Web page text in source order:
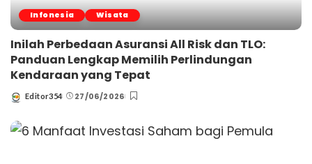
Infonesia Wisata
Inilah Perbedaan Asuransi All Risk dan TLO:
Panduan Lengkap Memilih Perlindungan
Kendaraan yang Tepat
Posted
Editor354 27/06/2026